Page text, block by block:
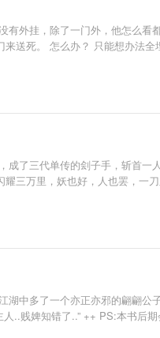
有外挂，除了一门外，他怎么
送死。 怎么办？ 只能想办法
成了三代单传的刽子手，斩首
三万里，妖也好，人也罢，一刀
中多了一个亦正亦邪的翩翩公
..贱婢知错了..” ++ PS:本书后期